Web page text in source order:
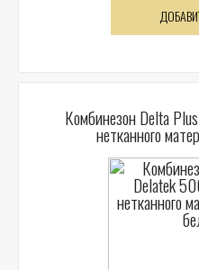
Комбинезон Delta
нетканного